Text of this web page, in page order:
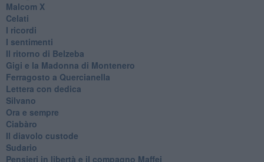
Malcom X
Celati
I ricordi
I sentimenti
Il ritorno di Belzeba
Gigi e la Madonna di Montenero
Ferragosto a Quercianella
Lettera con dedica
Silvano
Ora e sempre
Ciabàro
Il diavolo custode
Sudario
Pensieri in libertà e il compagno Maffei